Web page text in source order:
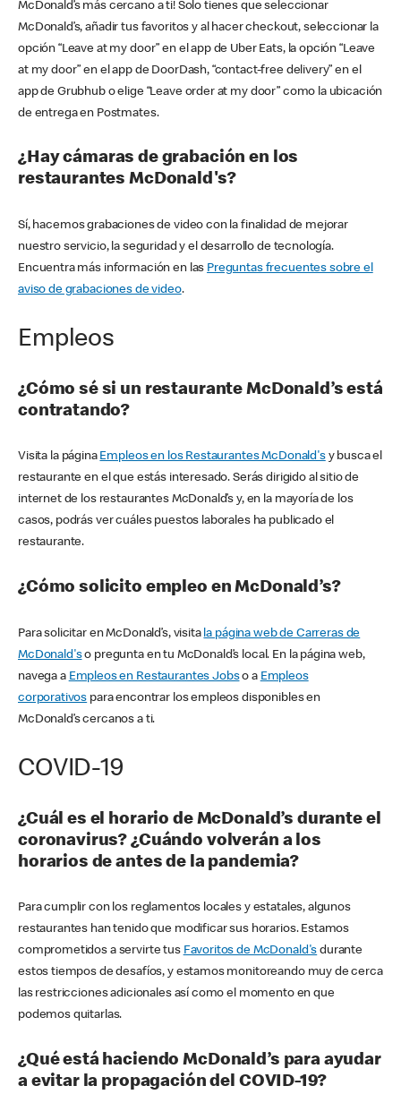
McDonald’s más cercano a ti! Solo tienes que seleccionar
McDonald’s, añadir tus favoritos y al hacer checkout, seleccionar la
opción “Leave at my door” en el app de Uber Eats, la opción “Leave
at my door” en el app de DoorDash, “contact-free delivery” en el
app de Grubhub o elige “Leave order at my door” como la ubicación
de entrega en Postmates.
¿Hay cámaras de grabación en los
restaurantes McDonald's?
Sí, hacemos grabaciones de video con la finalidad de mejorar
nuestro servicio, la seguridad y el desarrollo de tecnología.
Encuentra más información en las Preguntas frecuentes sobre el
aviso de grabaciones de video.
Empleos
¿Cómo sé si un restaurante McDonald’s está
contratando?
Visita la página Empleos en los Restaurantes McDonald'sy busca el
restaurante en el que estás interesado. Serás dirigido al sitio de
internet de los restaurantes McDonald’s y, en la mayoría de los
casos, podrás ver cuáles puestos laborales ha publicado el
restaurante.
¿Cómo solicito empleo en McDonald’s?
Para solicitar en McDonald’s, visita la página web de Carreras de
McDonald'so pregunta en tu McDonald’s local. En la página web,
navega a Empleos en Restaurantes Jobso a Empleos
corporativos para encontrar los empleos disponibles en
McDonald’s cercanos a ti.
COVID-19
¿Cuál es el horario de McDonald’s durante el
coronavirus? ¿Cuándo volverán a los
horarios de antes de la pandemia?
Para cumplir con los reglamentos locales y estatales, algunos
restaurantes han tenido que modificar sus horarios. Estamos
comprometidos a servirte tus Favoritos de McDonald's durante
estos tiempos de desafíos, y estamos monitoreando muy de cerca
las restricciones adicionales así como el momento en que
podemos quitarlas.
¿Qué está haciendo McDonald’s para ayudar
a evitar la propagación del COVID-19?